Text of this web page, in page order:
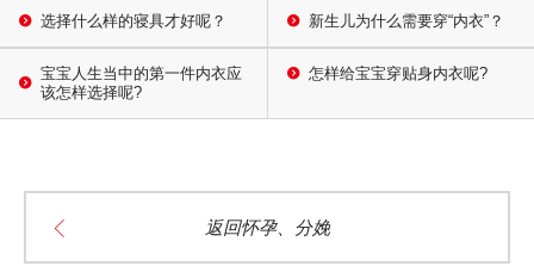
选择什么样的寝具才好呢？ 新生儿为什么需要穿“内衣”？
宝宝人生当中的第一件内衣应
该怎样选择呢?
怎样给宝宝穿贴身内衣呢?
返回怀孕、分娩